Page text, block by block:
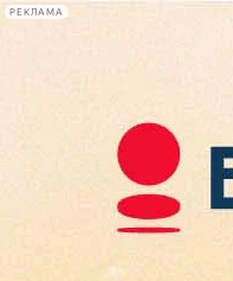
РЕКЛАМА
Сегодня:
2026.08.09
05:31
Афиша Plus